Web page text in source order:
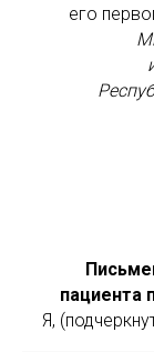
его
пациента
Я,